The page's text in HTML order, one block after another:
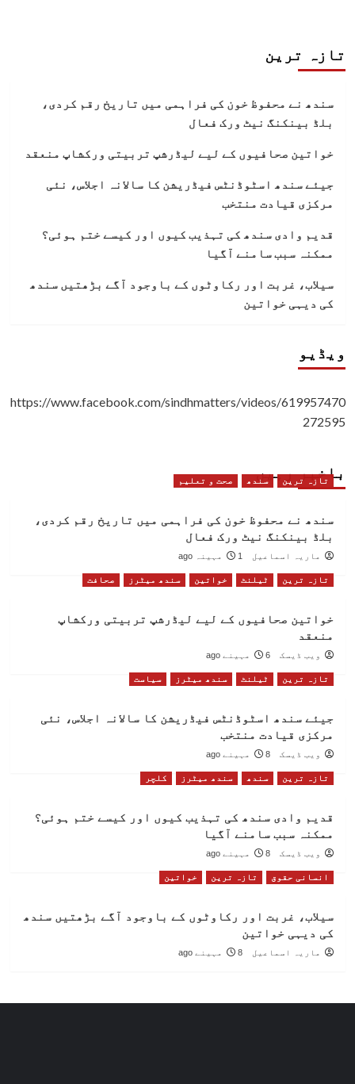
تازہ ترین
سندھ نے محفوظ خون کی فراہمی میں تاریخ رقم کردی،
بلڈ بینکنگ نیٹ ورک فعال
خواتین صحافیوں کے لیے لیڈرشپ تربیتی ورکشاپ منعقد
جیئے سندھ اسٹوڈنٹس فیڈریشن کا سالانہ اجلاس، نئی
مرکزی قیادت منتخب
قدیم وادی سندھ کی تہذیب کیوں اور کیسے ختم ہوئی؟
ممکنہ سبب سامنے آگیا
سیلاب، غربت اور رکاوٹوں کے باوجود آگے بڑھتیں سندھ
کی دیہی خواتین
ویڈیو
https://www.facebook.com/sindhmatters/videos/619957470
272595
باخبر رہیں
تازہ ترین سندھ صحت و تعلیم
سندھ نے محفوظ خون کی فراہمی میں تاریخ رقم کردی،
بلڈ بینکنگ نیٹ ورک فعال
ماریہ اسماعیل 1 مہینہ ago
تازہ ترین ٹیلنٹ خواتین سندھ میٹرز صحافت
خواتین صحافیوں کے لیے لیڈرشپ تربیتی ورکشاپ
منعقد
ویب ڈیسک 6 مہینے ago
تازہ ترین ٹیلنٹ سندھ میٹرز سیاست
جیئے سندھ اسٹوڈنٹس فیڈریشن کا سالانہ اجلاس، نئی
مرکزی قیادت منتخب
ویب ڈیسک 8 مہینے ago
تازہ ترین سندھ سندھ میٹرز کلچر
قدیم وادی سندھ کی تہذیب کیوں اور کیسے ختم ہوئی؟
ممکنہ سبب سامنے آگیا
ویب ڈیسک 8 مہینے ago
انسانی حقوق تازہ ترین خواتین
سیلاب، غربت اور رکاوٹوں کے باوجود آگے بڑھتیں سندھ
کی دیہی خواتین
ماریہ اسماعیل 8 مہینے ago